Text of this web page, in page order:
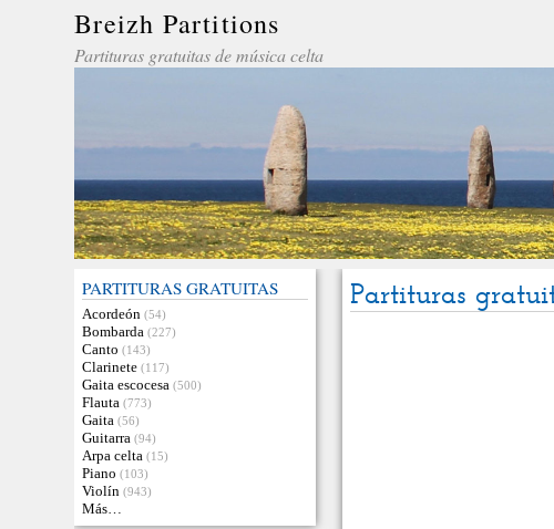
Breizh Partitions
Partituras gratuitas de música celta
PARTITURAS GRATUITAS
Acordeón (54)
Bombarda (227)
Canto (143)
Clarinete (117)
Gaita escocesa (500)
Flauta (773)
Gaita (56)
Guitarra (94)
Arpa celta (15)
Piano (103)
Violín (943)
Más…
Partituras